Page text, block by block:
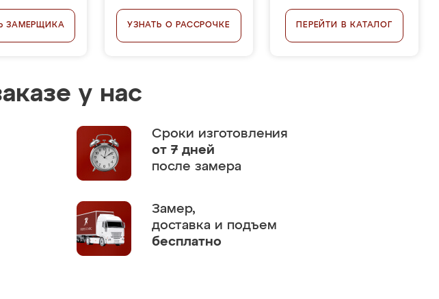
ЗАМЕРЩИКА УЗНАТЬ О РАССРОЧКЕ ПЕРЕЙТИ В КАТАЛОГ
у нас
Сроки изготовления
от 7 дней
после замера
Замер,
доставка и подъем
бесплатно